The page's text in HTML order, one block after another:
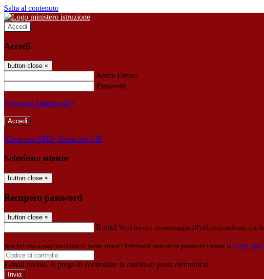
Salta al contenuto
Accedi
Accedi
button close ×
Nome Utente
Password
Password dimenticata?
-
Entra con SPID Entra con CIE
Seleziona utente
button close ×
Recupero password
button close ×
E-mail Verrà inviato un messaggio all'indirizzo indicato con
Non hai una e-mail associata al nome utente? Effettua il reset della password tramite la Login
E-mail inviata, si prega di controllare la casella di posta elettronica!